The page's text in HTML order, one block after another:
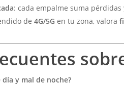
: cada empalme suma pérdidas
de4G/5G en tu zona, valora
día y mal de noche?